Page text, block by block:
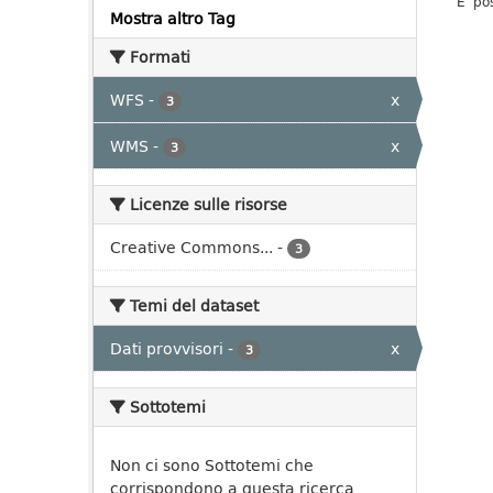
Mostra altro Tag
Formati
WFS - 3
x
WMS - 3 x
Licenze sulle risorse
Creative Commons... - 3
Temi del dataset
Dati provvisori - 3 x
Sottotemi
Non ci sono Sottotemi che
corrispondono a questa ricerca